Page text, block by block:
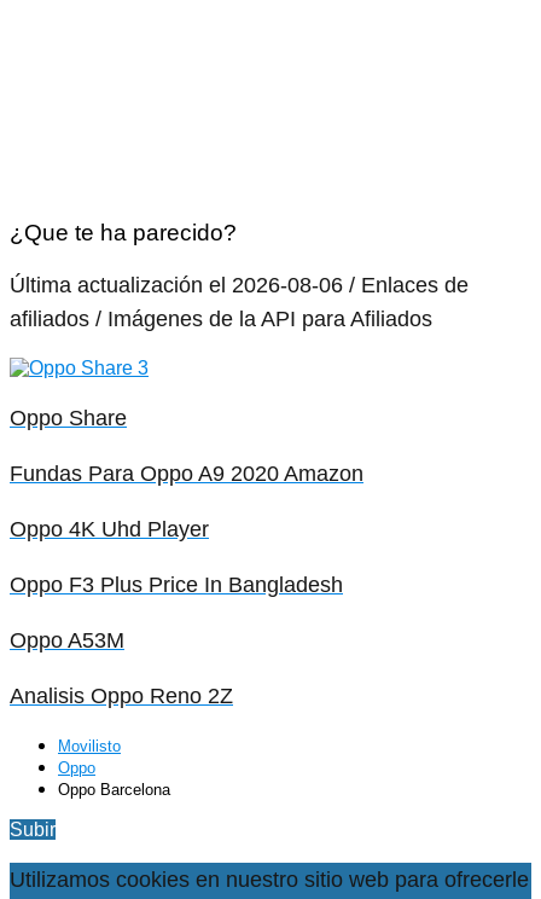
¿Que te ha parecido?
Última actualización el 2026-08-06 / Enlaces de
afiliados / Imágenes de la API para Afiliados
Oppo Share
Fundas Para Oppo A9 2020 Amazon
Oppo 4K Uhd Player
Oppo F3 Plus Price In Bangladesh
Oppo A53M
Analisis Oppo Reno 2Z
Movilisto
Oppo
Oppo Barcelona
Subir
Utilizamos cookies en nuestro sitio web para ofrecerle